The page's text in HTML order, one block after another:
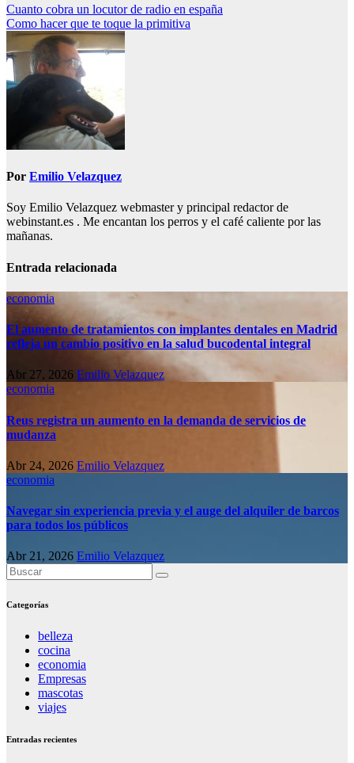
Navegación
de
entradas
Cuanto cobra un locutor de radio en españa
Como hacer que te toque la primitiva
Por Emilio Velazquez
Soy Emilio Velazquez webmaster y principal redactor de
webinstant.es . Me encantan los perros y el café caliente por las
mañanas.
Entrada relacionada
economia
El aumento de tratamientos con implantes dentales en Madrid
refleja un cambio positivo en la salud bucodental integral
Abr 27, 2026 Emilio Velazquez
economia
Reus registra un aumento en la demanda de servicios de
mudanza
Abr 24, 2026 Emilio Velazquez
economia
Navegar sin experiencia previa y el auge del alquiler de barcos
para todos los públicos
Abr 21, 2026 Emilio Velazquez
Categorías
belleza
cocina
economia
Empresas
mascotas
viajes
Entradas recientes